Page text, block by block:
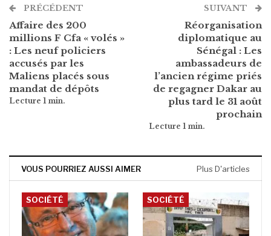
PRÉCÉDENT
Affaire des 200
millions F Cfa « volés »
: Les neuf policiers
accusés par les
Maliens placés sous
mandat de dépôts
SUIVANT
Réorganisation
diplomatique au
Sénégal : Les
ambassadeurs de
l’ancien régime priés
de regagner Dakar au
plus tard le 31 août
prochain
VOUS POURRIEZ AUSSI AIMER Plus D'articles
SOCIÉTÉ SOCIÉTÉ